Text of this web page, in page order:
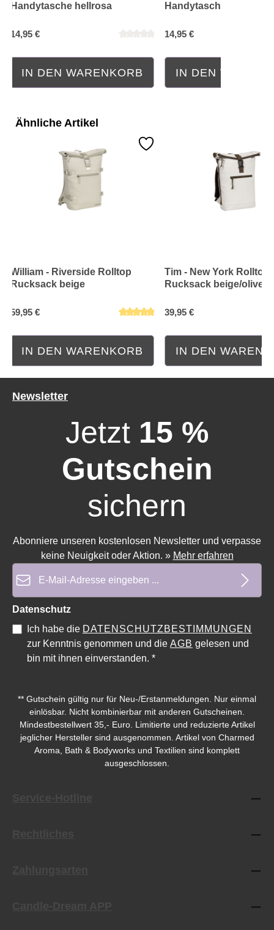
Handytasche hellrosa
14,95 €
Durchschnittliche Bewertung von 0 von 5 Sternen
IN DEN WARENKORB
Handytasche gelb/rot
14,95 €
Durchschnittliche
IN DEN
Ähnliche Artikel
William - Riverside Rolltop
Rucksack beige
59,95 €
Durchschnittliche Bewertung von 5 von 5 Sternen
IN DEN WARENKORB
Tim - New York Rolltop
Rucksack beige/olive
39,95 €
Durchschnittliche
IN DEN
Newsletter
Jetzt 15 %
Gutschein
sichern
Abonniere unseren kostenlosen Newsletter und verpasse
keine Neuigkeit oder Aktion. » Mehr erfahren
Datenschutz
Ich habe die DATENSCHUTZBESTIMMUNGEN
zur Kenntnis genommen und die AGB gelesen und
bin mit ihnen einverstanden. *
** Gutschein gültig nur für Neu-/Erstanmeldungen. Nur einmal
einlösbar. Nicht kombinierbar mit anderen Gutscheinen.
Mindestbestellwert 35,- Euro. Limitierte und reduzierte Artikel
jeglicher Hersteller sind ausgenommen. Artikel von Charmed
Aroma, Bath & Bodyworks und Textilien sind komplett
ausgeschlossen.